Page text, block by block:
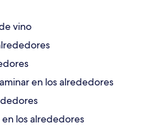
vino
en los alrededores
los alrededores